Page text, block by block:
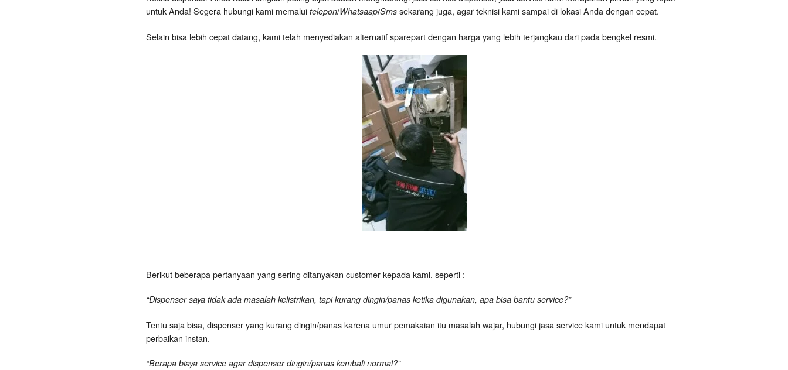
untuk Anda! Segera hubungi kami memalui telepon/Whatsaap/Sms sekarang juga, agar teknisi kami sampai di lokasi Anda dengan cepat.
Selain bisa lebih cepat datang, kami telah menyediakan alternatif sparepart dengan harga yang lebih terjangkau dari pada bengkel resmi.
Berikut beberapa pertanyaan yang sering ditanyakan customer kepada kami, seperti :
“Dispenser saya tidak ada masalah kelistrikan, tapi kurang dingin/panas ketika digunakan, apa bisa bantu service?”
Tentu saja bisa, dispenser yang kurang dingin/panas karena umur pemakaian itu masalah wajar, hubungi jasa service kami untuk mendapat
perbaikan instan.
“Berapa biaya service agar dispenser dingin/panas kembali normal?”